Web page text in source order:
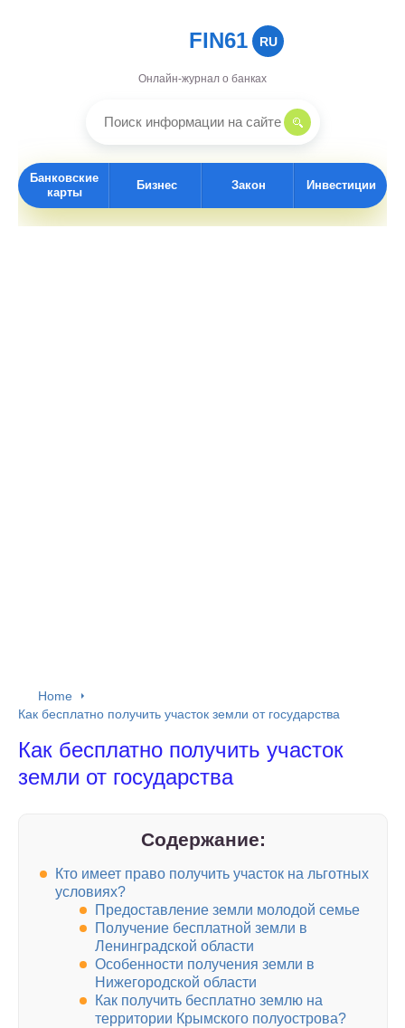
FIN61 RU
Онлайн-журнал о банках
Банковские
карты
Бизнес Закон Инвестиции
Home
Как бесплатно получить участок земли от государства
Как бесплатно получить участок
земли от государства
Содержание:
Кто имеет право получить участок на льготных
условиях?
Предоставление земли молодой семье
Получение бесплатной земли в
Ленинградской области
Особенности получения земли в
Нижегородской области
Как получить бесплатно землю на
территории Крымского полуострова?